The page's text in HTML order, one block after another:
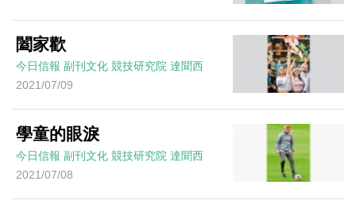
闔家歡
今日信報 副刊文化 競技研究院 達聞西
2021/07/09
學童的眼淚
今日信報 副刊文化 競技研究院 達聞西
2021/07/08